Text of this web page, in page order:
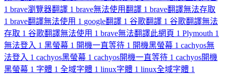
1 brave瀏覽器翻譯 1 brave無法使用翻譯 1 brave翻譯無法存取
1 brave翻譯無法使用 1 google翻譯 1 谷歌翻譯 1 谷歌翻譯無法
存取 1 谷歌翻譯無法使用 1 brave無法翻譯此網頁 1 Plymouth 1
無法登入 1 黑螢幕 1 開機一直等待 1 開機黑螢幕 1 cachyos無
法登入 1 cachyos黑螢幕 1 cachyos開機一直等待 1 cachyos開機
黑螢幕 1 字體 1 全域字體 1 linux字體 1 linux全域字體 1